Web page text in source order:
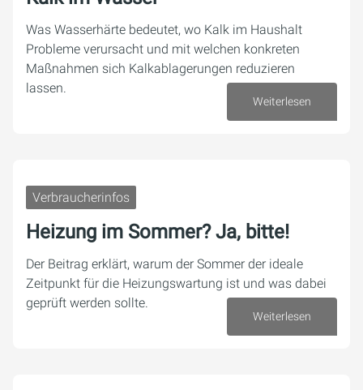
Was Wasserhärte bedeutet, wo Kalk im Haushalt
Probleme verursacht und mit welchen konkreten
Maßnahmen sich Kalkablagerungen reduzieren
lassen.
Weiterlesen
Verbraucherinfos
Heizung im Sommer? Ja, bitte!
Der Beitrag erklärt, warum der Sommer der ideale
Zeitpunkt für die Heizungswartung ist und was dabei
geprüft werden sollte.
Weiterlesen